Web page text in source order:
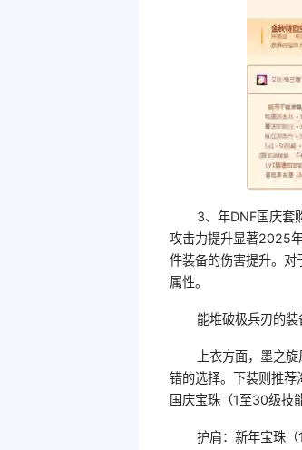
3、年DNF国庆套
攻击力提升显著2025
件装备的伤害提升。对
属性。
能堆破极兵刃的
上衣方面，墨之
错的选择。下装则推荐
国庆宝珠（1至30级技
护肩：新年宝珠